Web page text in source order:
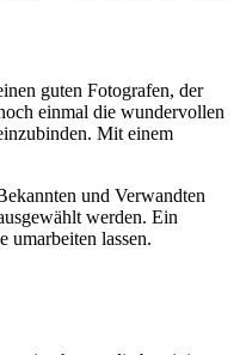
guten Fotografen, der
einmal die wundervollen
Mit einem
und Verwandten
werden. Ein
umarbeiten lassen.